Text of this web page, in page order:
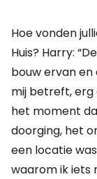
Hoe vonden
Huis? Harry:
bouw ervan en
mij betreft, erg
het moment
doorging, het
een locatie
waarom ik iets